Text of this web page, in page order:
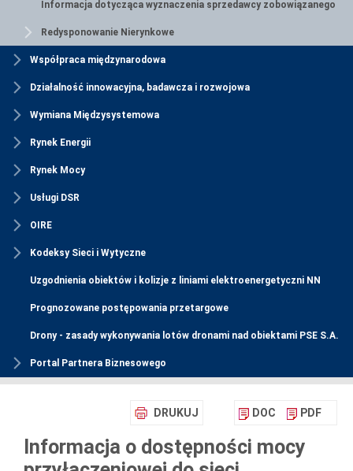
Informacja dotycząca wyznaczenia sprzedawcy zobowiązanego
Redysponowanie Nierynkowe
Współpraca międzynarodowa
Działalność innowacyjna, badawcza i rozwojowa
Wymiana Międzysystemowa
Rynek Energii
Rynek Mocy
Usługi DSR
OIRE
Kodeksy Sieci i Wytyczne
Uzgodnienia obiektów i kolizje z liniami elektroenergetyczni NN
Prognozowane postępowania przetargowe
Drony - zasady wykonywania lotów dronami nad obiektami PSE S.A.
Portal Partnera Biznesowego
DRUKUJ DOC PDF
Informacja o dostępności mocy